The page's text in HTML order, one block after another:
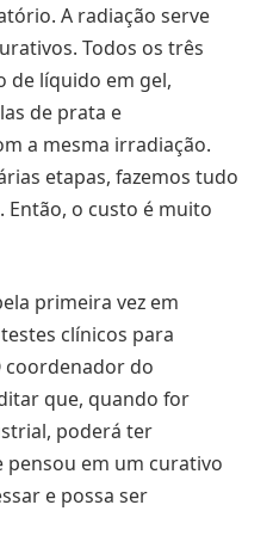
A radiação serve
Todos os três
de líquido em gel,
de prata e
a mesma irradiação.
etapas, fazemos tudo
Então, o custo é muito
primeira vez em
clínicos para
coordenador do
que, quando for
poderá ter
pensou em um curativo
e possa ser